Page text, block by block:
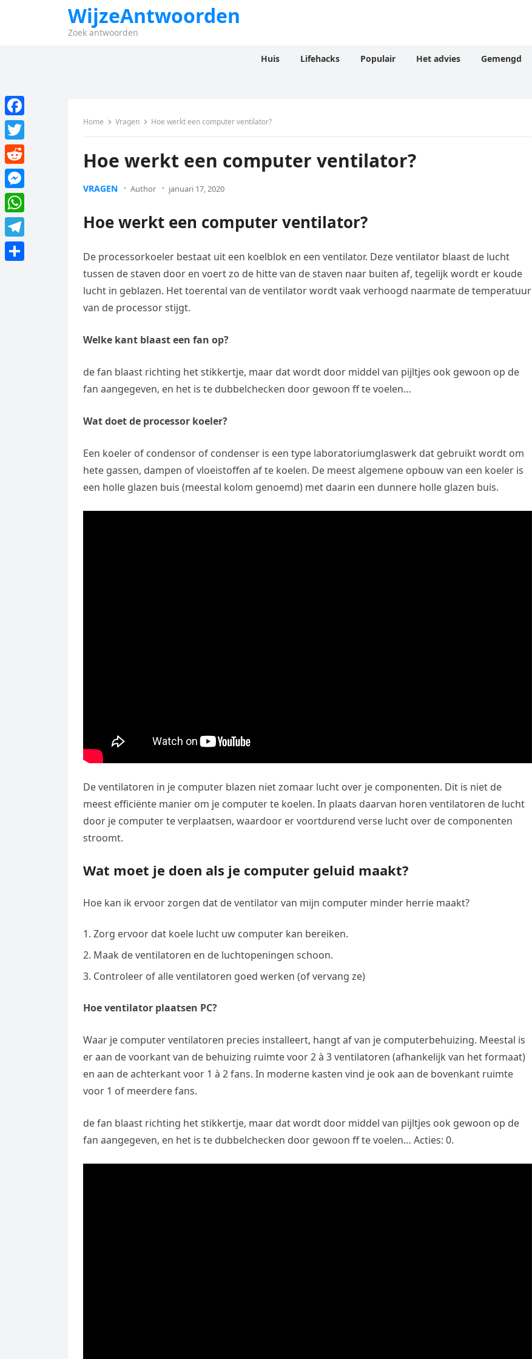
WijzeAntwoorden
Zoek antwoorden
Huis Lifehacks Populair Het advies Gemengd
Home Vragen Hoe werkt een computer ventilator?
Hoe werkt een computer ventilator?
VRAGEN Author januari 17, 2020
Hoe werkt een computer ventilator?
De processorkoeler bestaat uit een koelblok en een ventilator. Deze ventilator blaast de lucht
tussen de staven door en voert zo de hitte van de staven naar buiten af, tegelijk wordt er koude
lucht in geblazen. Het toerental van de ventilator wordt vaak verhoogd naarmate de temperatuur
van de processor stijgt.
Welke kant blaast een fan op?
de fan blaast richting het stikkertje, maar dat wordt door middel van pijltjes ook gewoon op de
fan aangegeven, en het is te dubbelchecken door gewoon ff te voelen…
Wat doet de processor koeler?
Een koeler of condensor of condenser is een type laboratoriumglaswerk dat gebruikt wordt om
hete gassen, dampen of vloeistoffen af te koelen. De meest algemene opbouw van een koeler is
een holle glazen buis (meestal kolom genoemd) met daarin een dunnere holle glazen buis.
De ventilatoren in je computer blazen niet zomaar lucht over je componenten. Dit is niet de
meest efficiënte manier om je computer te koelen. In plaats daarvan horen ventilatoren de lucht
door je computer te verplaatsen, waardoor er voortdurend verse lucht over de componenten
stroomt.
Wat moet je doen als je computer geluid maakt?
Hoe kan ik ervoor zorgen dat de ventilator van mijn computer minder herrie maakt?
Zorg ervoor dat koele lucht uw computer kan bereiken.
Maak de ventilatoren en de luchtopeningen schoon.
Controleer of alle ventilatoren goed werken (of vervang ze)
Hoe ventilator plaatsen PC?
Waar je computer ventilatoren precies installeert, hangt af van je computerbehuizing. Meestal is
er aan de voorkant van de behuizing ruimte voor 2 à 3 ventilatoren (afhankelijk van het formaat)
en aan de achterkant voor 1 à 2 fans. In moderne kasten vind je ook aan de bovenkant ruimte
voor 1 of meerdere fans.
de fan blaast richting het stikkertje, maar dat wordt door middel van pijltjes ook gewoon op de
fan aangegeven, en het is te dubbelchecken door gewoon ff te voelen… Acties: 0.
F
a
c
e
b
o
o
k
T
w
i
t
t
e
R
e
d
d
M
e
s
s
W
h
a
T